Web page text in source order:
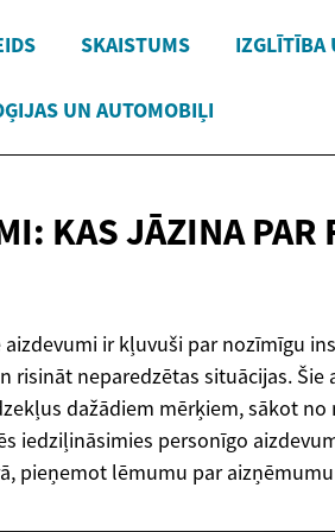
SKAISTUMS IZGLĪTĪBA
UN AUTOMOBIĻI
KAS JĀZINA PAR
ir kļuvuši par nozīmīgu
risināt neparedzētas situācijas. Šie
dažādiem mērķiem, sākot
iedziļināsimies personīgo
pieņemot lēmumu par